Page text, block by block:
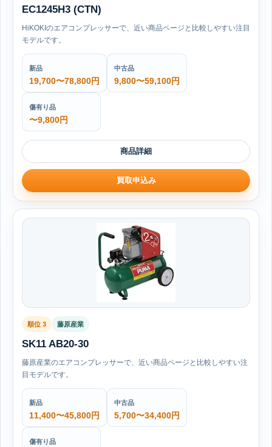
EC1245H3 (CTN)
HiKOKIのエアコンプレッサーで、近い商品ページと比較しやすい注目
モデルです。
新品
19,700〜78,800円
中古品
9,800〜59,100円
傷有り品
〜9,800円
商品詳細
買取申込み
順位 3 藤原産業
SK11 AB20-30
藤原産業のエアコンプレッサーで、近い商品ページと比較しやすい注
目モデルです。
新品
11,400〜45,800円
中古品
5,700〜34,400円
傷有り品